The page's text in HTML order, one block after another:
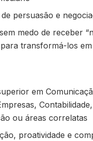
persuasão e
medo de receber
transformá-los em
em
Contabilidade,
ou áreas correlatas
proatividade e